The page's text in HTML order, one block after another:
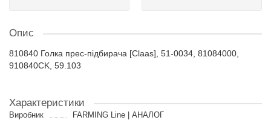
Опис
810840 Голка прес-підбирача [Claas], 51-0034, 81084000,
910840CK, 59.103
Характеристики
Виробник
FARMING Line | АНАЛОГ